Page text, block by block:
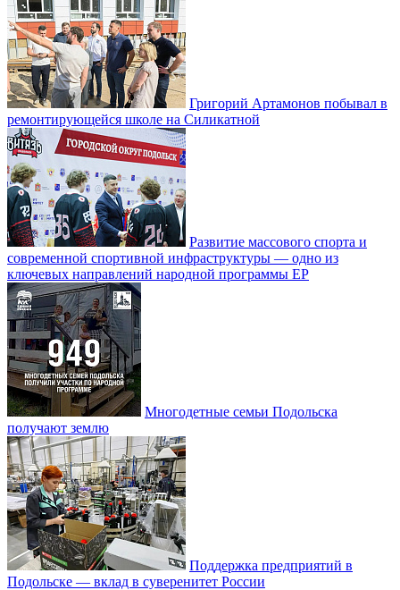
Григорий Артамонов побывал в
ремонтирующейся школе на Силикатной
Развитие массового спорта и
современной спортивной инфраструктуры — одно из
ключевых направлений народной программы ЕР
Многодетные семьи Подольска
получают землю
Поддержка предприятий в
Подольске — вклад в суверенитет России